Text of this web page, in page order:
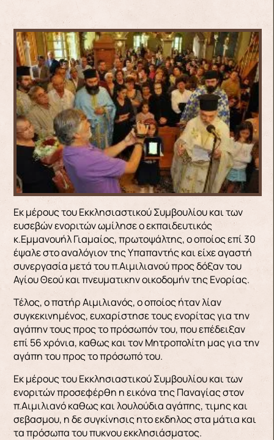
Εκ μέρους του Εκκλησιαστικού Συμβουλίου και των
ευσεβών ενοριτών ωμίλησε ο εκπαιδευτικός
κ.Εμμανουήλ Γιαμαίος, πρωτοψάλτης, ο οποίος επί 30
έψαλε στο αναλόγιον της Υπαπαντής και είχε αγαστή
συνεργασία μετά του π.Αιμιλιανού προς δόξαν του
Αγίου Θεού και πνευματικην οικοδομήν της Ενορίας.
Τέλος, ο πατήρ Αιμιλιανός, ο οποίος ήταν λίαν
συγκεκινημένος, ευχαρίστησε τους ενορίτας για την
αγάπην τους προς το πρόσωπόν του, που επέδειξαν
επί 56 χρόνια, καθως και τον Μητροπολίτη μας για την
αγάπη του προς το πρόσωπό του.
Εκ μέρους του Εκκλησιαστικού Συμβουλίου και των
ενοριτών προσεφέρθη η εικόνα της Παναγίας στον
π.Αιμιλιανό καθως και λουλούδια αγάπης, τιμης και
σεβασμου, η δε συγκίνησις ητο εκδηλος στα μάτια και
τα πρόσωπα του πυκνου εκκλησιάσματος.